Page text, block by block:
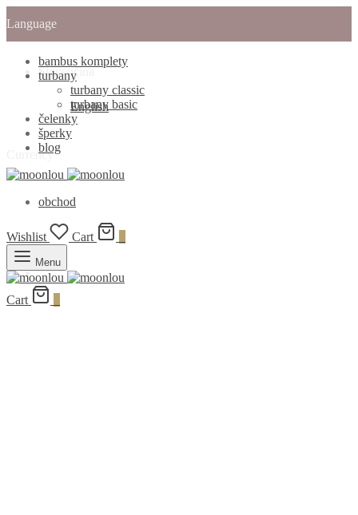
Language
Slovenčina
English
Currency
bambus komplety
turbany
turbany classic
turbany basic
čelenky
šperky
blog
obchod
Wishlist Cart
Menu
Cart